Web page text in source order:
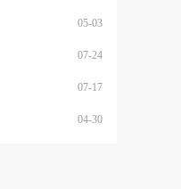
05-03
07-24
07-17
04-30